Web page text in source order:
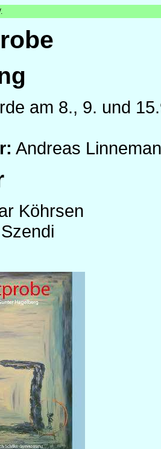
am 8., 9. und
Andreas
Köhrsen